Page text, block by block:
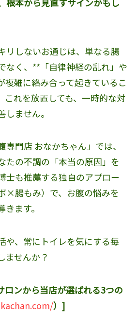
リしないお通じは、単なる腸
なく、**「自律神経の乱れ」や
複雑に絡み合って起きているこ
これを放置しても、一時的な対
ません。
専門店 おなかちゃん」では、
たの不調の「本当の原因」を
士も推薦する独自のアプロー
×腸もみ）で、お腹の悩みを
ます。
や、常にトイレを気にする毎
ませんか？
ロンから当店が選ばれる3つの
）]